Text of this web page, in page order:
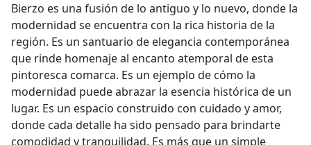
Bierzo es una fusión de lo antiguo y lo nuevo, donde la
modernidad se encuentra con la rica historia de la
región. Es un santuario de elegancia contemporánea
que rinde homenaje al encanto atemporal de esta
pintoresca comarca. Es un ejemplo de cómo la
modernidad puede abrazar la esencia histórica de un
lugar. Es un espacio construido con cuidado y amor,
donde cada detalle ha sido pensado para brindarte
comodidad y tranquilidad. Es más que un simple